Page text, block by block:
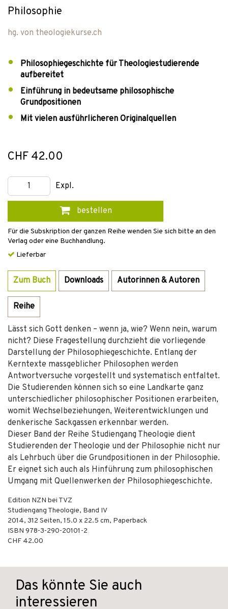
Philosophie
hg. von theologiekurse.ch
Philosophiegeschichte für Theologiestudierende
aufbereitet
Einführung in bedeutsame philosophische
Grundpositionen
Mit vielen ausführlicheren Originalquellen
CHF 42.00
Expl.
bestellen
Für die Subskription der ganzen Reihe wenden Sie sich bitte an den
Verlag oder eine Buchhandlung.
Lieferbar
Zum Buch Downloads Autorinnen & Autoren
Reihe
Lässt sich Gott denken – wenn ja, wie? Wenn nein, warum
nicht? Diese Fragestellung durchzieht die vorliegende
Darstellung der Philosophiegeschichte. Entlang der
Kerntexte massgeblicher Philosophen werden
Antwortversuche vorgestellt und systematisch entfaltet.
Die Studierenden können sich so eine Landkarte ganz
unterschiedlicher philosophischer Positionen erarbeiten,
womit Wechselbeziehungen, Weiterentwicklungen und
denkerische Sackgassen erkennbar werden.
Dieser Band der Reihe Studiengang Theologie dient
Studierenden der Theologie und der Philosophie nicht nur
als Lehrbuch über die Grundpositionen in der Philosophie.
Er eignet sich auch als Hinführung zum philosophischen
Umgang mit Quellenwerken der Philosophiegeschichte.
Edition NZN bei TVZ
Studiengang Theologie, Band IV
2014, 312 Seiten, 15.0 x 22.5 cm, Paperback
ISBN 978-3-290-20101-2
CHF 42.00
Das könnte Sie auch
interessieren